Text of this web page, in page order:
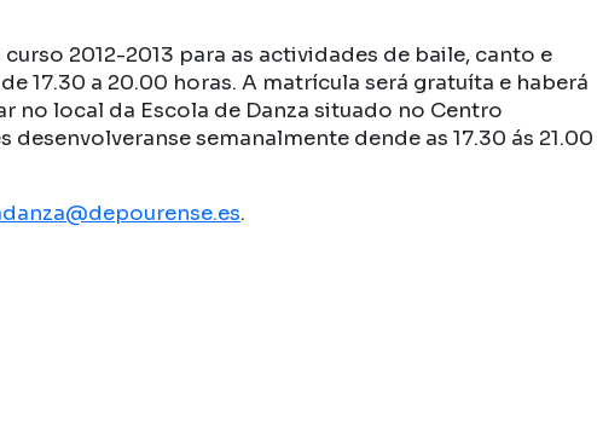
2012-2013 para as actividades de baile, canto e
17.30 a 20.00 horas. A matrícula será gratuíta e haberá
no local da Escola de Danza situado no Centro
semanalmente dende as 17.30 ás 21.00
.